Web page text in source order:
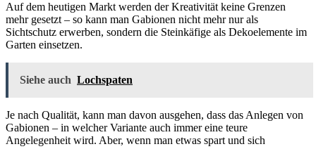
Auf dem heutigen Markt werden der Kreativität keine Grenzen
mehr gesetzt – so kann man Gabionen nicht mehr nur als
Sichtschutz erwerben, sondern die Steinkäfige als Dekoelemente im
Garten einsetzen.
Siehe auch Lochspaten
Je nach Qualität, kann man davon ausgehen, dass das Anlegen von
Gabionen – in welcher Variante auch immer eine teure
Angelegenheit wird. Aber, wenn man etwas spart und sich